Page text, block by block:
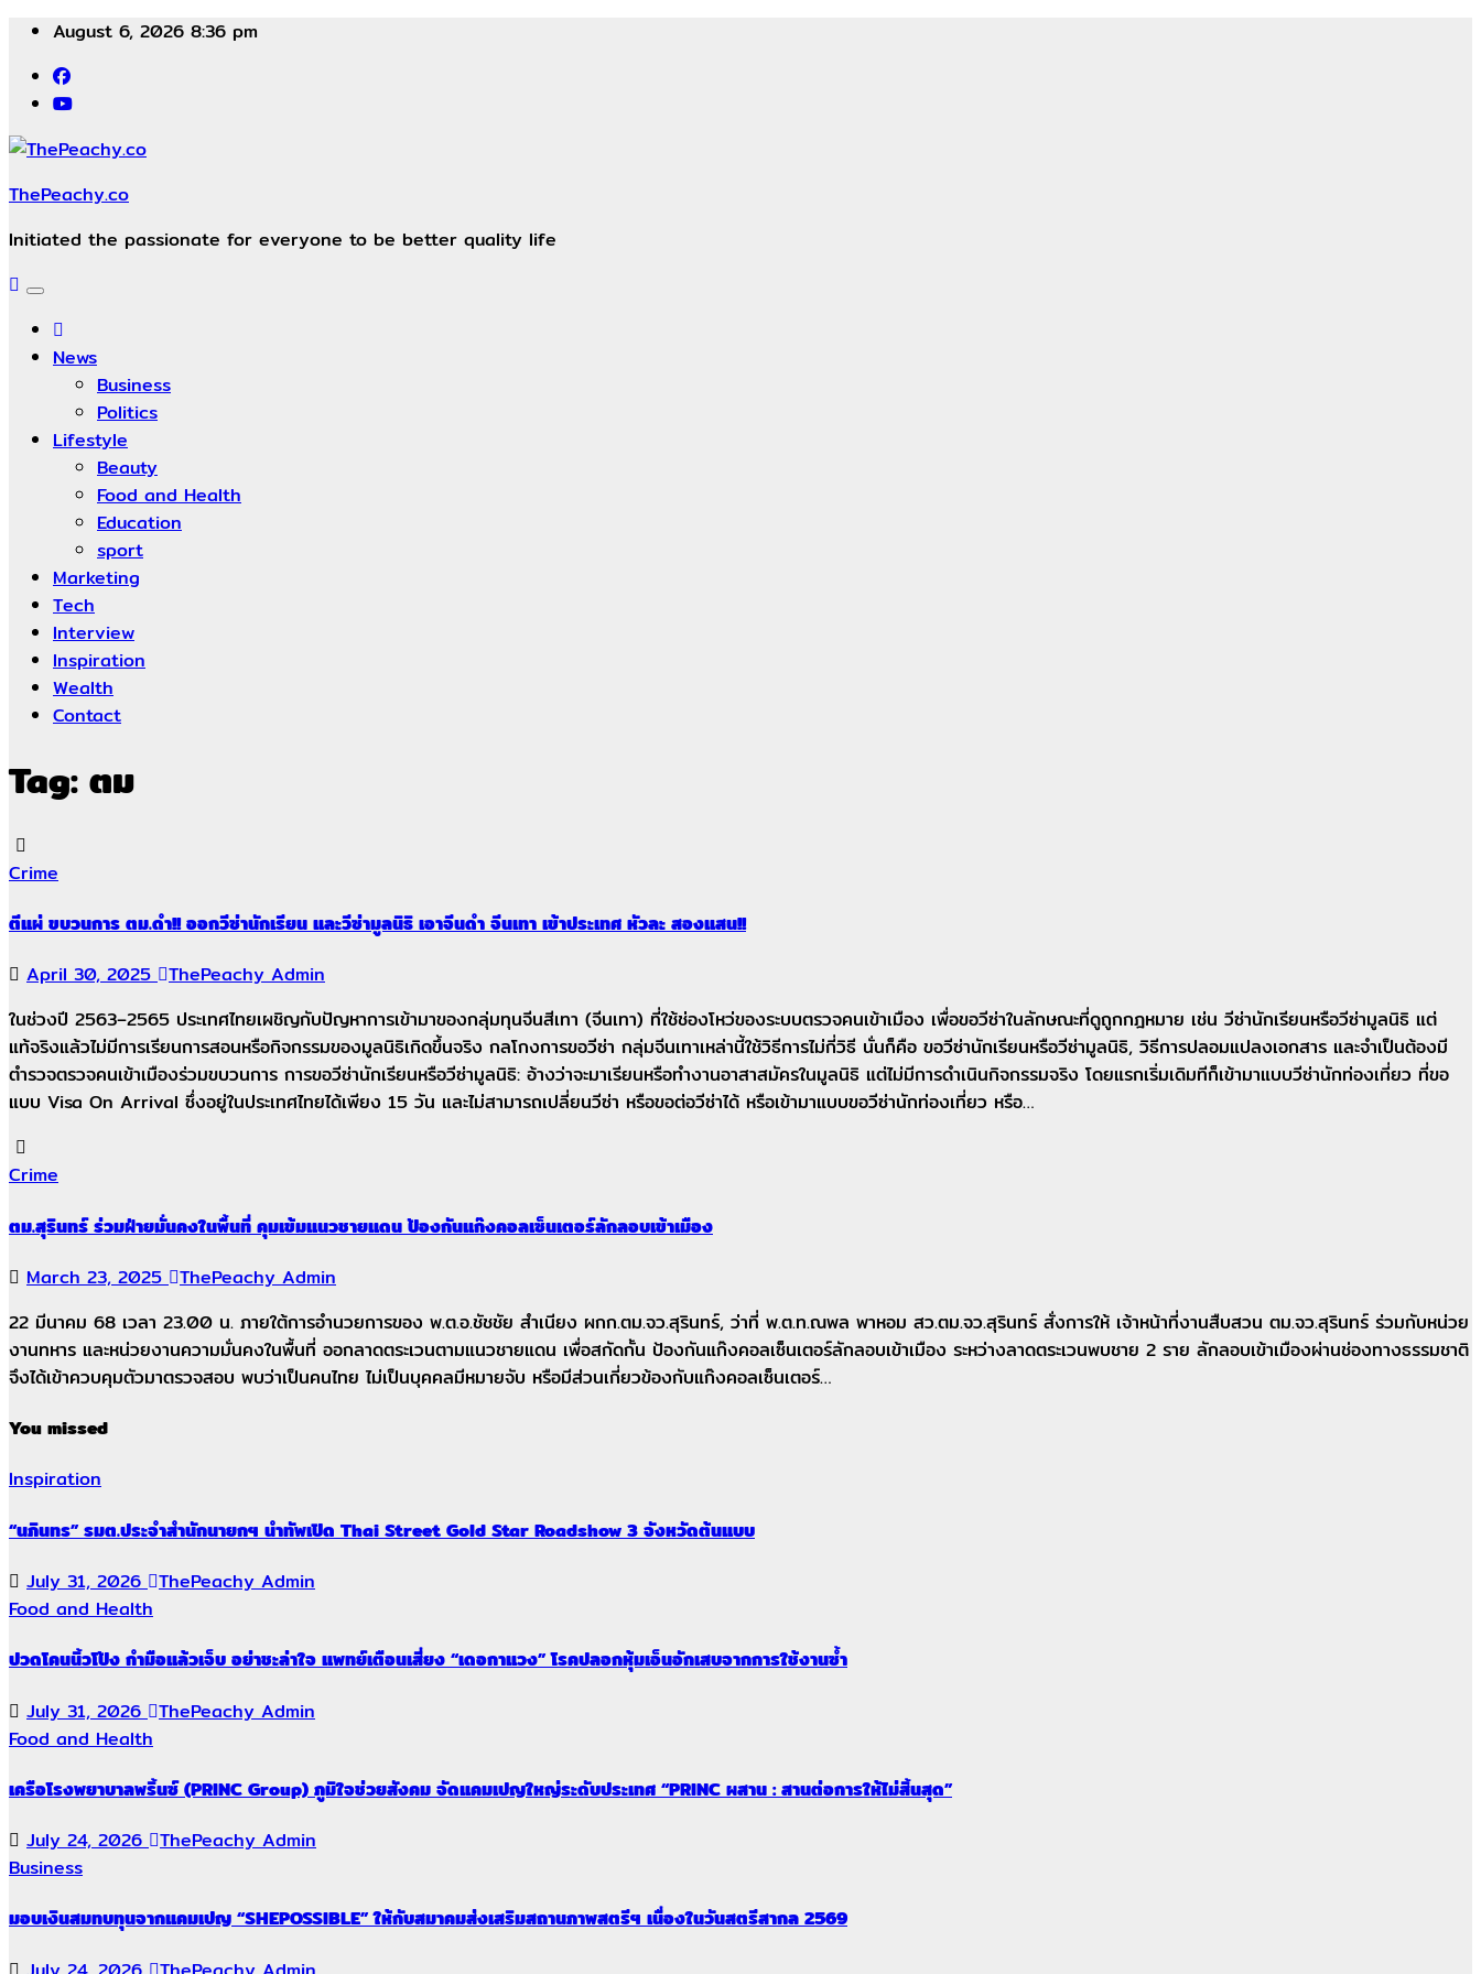
Skip
content
August 6, 2026 8:36 pm
ThePeachy.co
Initiated the passionate for everyone to be better quality life
News
Business
Politics
Lifestyle
Beauty
Food and Health
Education
sport
Marketing
Tech
Interview
Inspiration
Wealth
Contact
Tag: ตม
Crime
ตีแผ่ ขบวนการ ตม.ดำ!! ออกวีซ่านักเรียน และวีซ่ามูลนิธิ เอาจีนดำ จีนเทา เข้าประเทศ หัวละ สองแสน!!
April 30, 2025 ThePeachy Admin
ในช่วงปี 2563–2565 ประเทศไทยเผชิญกับปัญหาการเข้ามาของกลุ่มทุนจีนสีเทา (จีนเทา) ที่ใช้ช่องโหว่ของระบบตรวจคนเข้าเมือง เพื่อขอวีซ่าในลักษณะที่ดูถูกกฎหมาย เช่น วีซ่านักเรียนหรือวีซ่ามูลนิธิ แต่
แท้จริงแล้วไม่มีการเรียนการสอนหรือกิจกรรมของมูลนิธิเกิดขึ้นจริง กลโกงการขอวีซ่า กลุ่มจีนเทาเหล่านี้ใช้วิธีการไม่กี่วิธี นั่นก็คือ ขอวีซ่านักเรียนหรือวีซ่ามูลนิธิ, วิธีการปลอมแปลงเอกสาร และจำเป็นต้องมี
ตำรวจตรวจคนเข้าเมืองร่วมขบวนการ การขอวีซ่านักเรียนหรือวีซ่ามูลนิธิ: อ้างว่าจะมาเรียนหรือทำงานอาสาสมัครในมูลนิธิ แต่ไม่มีการดำเนินกิจกรรมจริง โดยแรกเริ่มเดิมทีก็เข้ามาแบบวีซ่านักท่องเที่ยว ที่ขอ
แบบ Visa On Arrival ซึ่งอยู่ในประเทศไทยได้เพียง 15 วัน และไม่สามารถเปลี่ยนวีซ่า หรือขอต่อวีซ่าได้ หรือเข้ามาแบบขอวีซ่านักท่องเที่ยว หรือ…
Crime
ตม.สุรินทร์ ร่วมฝ่ายมั่นคงในพื้นที่ คุมเข้มแนวชายแดน ป้องกันแก๊งคอลเซ็นเตอร์ลักลอบเข้าเมือง
March 23, 2025
ThePeachy Admin
22 มีนาคม 68 เวลา 23.00 น. ภายใต้การอำนวยการของ พ.ต.อ.ชัชชัย สำเนียง ผกก.ตม.จว.สุรินทร์, ว่าที่ พ.ต.ท.ณพล พาหอม สว.ตม.จว.สุรินทร์ สั่งการให้ เจ้าหน้าที่งานสืบสวน ตม.จว.สุรินทร์ ร่วมกับหน่วย
งานทหาร และหน่วยงานความมั่นคงในพื้นที่ ออกลาดตระเวนตามแนวชายแดน เพื่อสกัดกั้น ป้องกันแก๊งคอลเซ็นเตอร์ลักลอบเข้าเมือง ระหว่างลาดตระเวนพบชาย 2 ราย ลักลอบเข้าเมืองผ่านช่องทางธรรมชาติ
จึงได้เข้าควบคุมตัวมาตรวจสอบ พบว่าเป็นคนไทย ไม่เป็นบุคคลมีหมายจับ หรือมีส่วนเกี่ยวข้องกับแก๊งคอลเซ็นเตอร์…
You missed
Inspiration
“นภินทร” รมต.ประจำสำนักนายกฯ นำทัพเปิด Thai Street Gold Star Roadshow 3 จังหวัดต้นแบบ
July 31, 2026 ThePeachy Admin
Food and Health
ปวดโคนนิ้วโป้ง กำมือแล้วเจ็บ อย่าชะล่าใจ แพทย์เตือนเสี่ยง “เดอกาแวง” โรคปลอกหุ้มเอ็นอักเสบจากการใช้งานซ้ำ
July 31, 2026
ThePeachy Admin
Food and Health
เครือโรงพยาบาลพริ้นซ์ (PRINC Group) ภูมิใจช่วยสังคม จัดแคมเปญใหญ่ระดับประเทศ “PRINC ผสาน : สานต่อการให้ไม่สิ้นสุด”
July 24, 2026 ThePeachy Admin
Business
มอบเงินสมทบทุนจากแคมเปญ “SHEPOSSIBLE” ให้กับสมาคมส่งเสริมสถานภาพสตรีฯ เนื่องในวันสตรีสากล 2569